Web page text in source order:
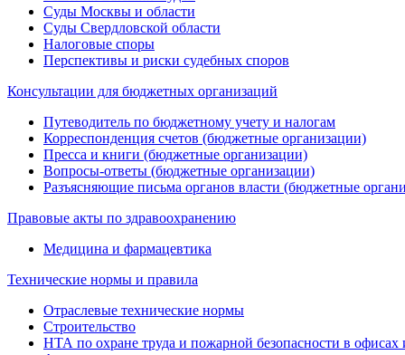
Суды Москвы и области
Суды Свердловской области
Налоговые споры
Перспективы и риски судебных споров
Консультации для бюджетных организаций
Путеводитель по бюджетному учету и налогам
Корреспонденция счетов (бюджетные организации)
Пресса и книги (бюджетные организации)
Вопросы-ответы (бюджетные организации)
Разъясняющие письма органов власти (бюджетные
Правовые акты по здравоохранению
Медицина и фармацевтика
Технические нормы и правила
Отраслевые технические нормы
Строительство
НТА по охране труда и пожарной безопасности в